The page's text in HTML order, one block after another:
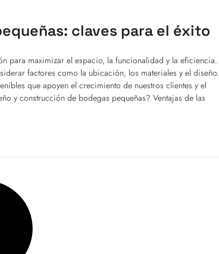
claves para el éxito
para maximizar el espacio, la funcionalidad y la eficiencia.
factores como la ubicación, los materiales y el diseño.
que apoyen el crecimiento de nuestros clientes y el
y construcción de bodegas pequeñas? Ventajas de las